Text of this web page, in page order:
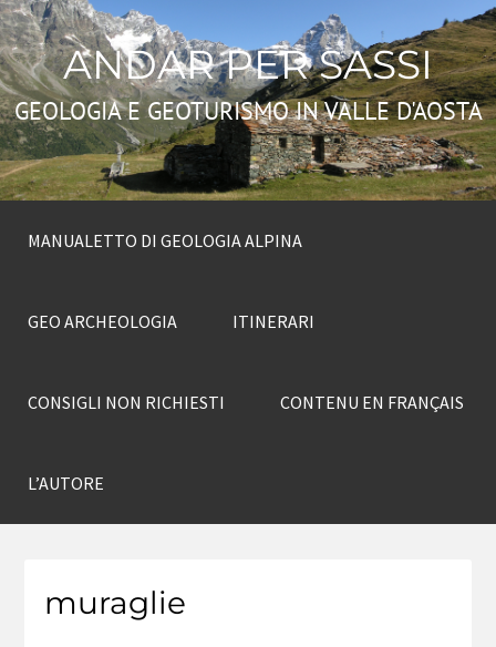
ANDAR PER SASSI
GEOLOGIA E GEOTURISMO IN VALLE D'AOSTA
MANUALETTO DI GEOLOGIA ALPINA
GEO ARCHEOLOGIA ITINERARI
CONSIGLI NON RICHIESTI CONTENU EN FRANÇAIS
L’AUTORE
muraglie